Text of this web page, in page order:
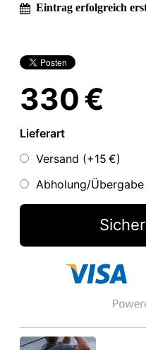
Eintrag erfolgreich
330 €
Lieferart
Versand (+15 €)
Abholung/Übergabe